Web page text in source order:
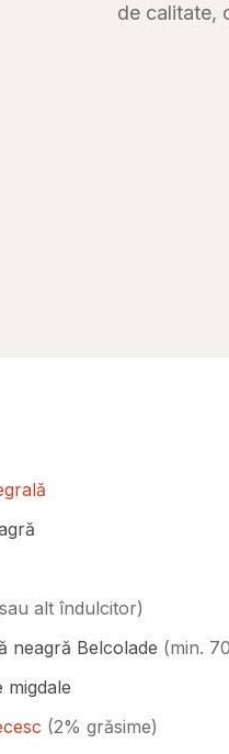
de calitate,
sau alt îndulcitor)
neagră Belcolade (min.
migdale
(2% grăsime)